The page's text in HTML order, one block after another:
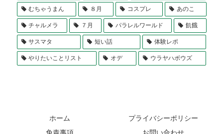
むちゃうまん ８月 コスプレ あのこ
チャルメラ ７月 パラレルワールド 飢餓
サスマタ 短い話 体験レポ
やりたいことリスト オデ ウラヤハボウズ
ホーム
プライバシーポリシー